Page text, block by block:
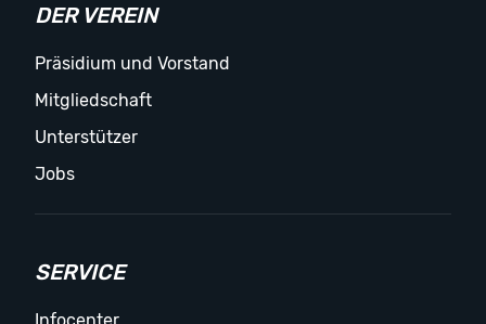
DER VEREIN
Präsidium und Vorstand
Mitgliedschaft
Unterstützer
Jobs
SERVICE